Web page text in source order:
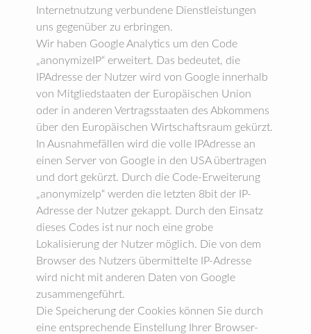
Internetnutzung verbundene Dienstleistungen
uns gegenüber zu erbringen.
Wir haben Google Analytics um den Code
„anonymizeIP“ erweitert. Das bedeutet, die
IPAdresse der Nutzer wird von Google innerhalb
von Mitgliedstaaten der Europäischen Union
oder in anderen Vertragsstaaten des Abkommens
über den Europäischen Wirtschaftsraum gekürzt.
In Ausnahmefällen wird die volle IPAdresse an
einen Server von Google in den USA übertragen
und dort gekürzt. Durch die Code-Erweiterung
„anonymizeIp“ werden die letzten 8bit der IP-
Adresse der Nutzer gekappt. Durch den Einsatz
dieses Codes ist nur noch eine grobe
Lokalisierung der Nutzer möglich. Die von dem
Browser des Nutzers übermittelte IP-Adresse
wird nicht mit anderen Daten von Google
zusammengeführt.
Die Speicherung der Cookies können Sie durch
eine entsprechende Einstellung Ihrer Browser-